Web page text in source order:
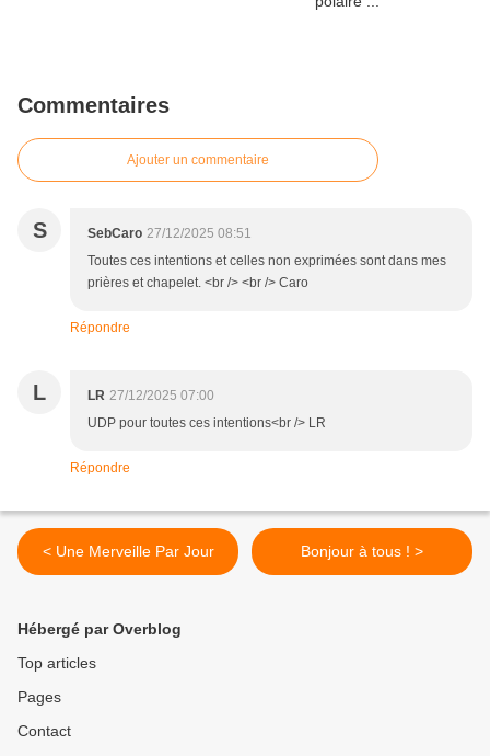
Commentaires
Ajouter un commentaire
S SebCaro 27/12/2025 08:51
Toutes ces intentions et celles non exprimées sont dans mes
prières et chapelet. <br /> <br /> Caro
Répondre
L LR 27/12/2025 07:00
UDP pour toutes ces intentions<br /> LR
Répondre
< Une Merveille Par Jour Bonjour à tous ! >
Hébergé par Overblog
Top articles
Pages
Contact